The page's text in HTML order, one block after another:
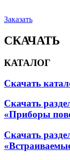
Заказать
СКАЧАТЬ
КАТАЛОГ
Скачать
Скачать
«Приборы
Скачать